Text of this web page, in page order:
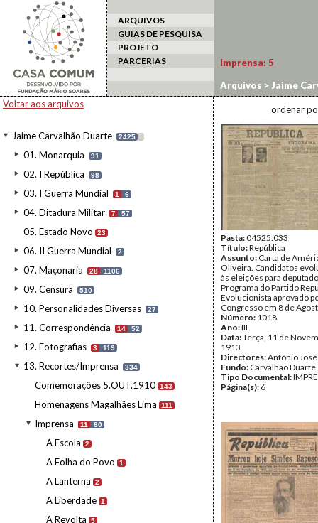
ARQUIVOS
GUIAS DE PESQUISA
PROJETO
PARCERIAS
Voltar aos arquivos
Jaime Carvalhão Duarte 2425 I
01. Monarquia 91
02. I República 98
03. I Guerra Mundial 1 6
04. Ditadura Militar 7 57
05. Estado Novo 23
06. II Guerra Mundial 2
07. Maçonaria 28 1106
09. Censura 510
10. Personalidades Diversas 27
11. Correspondência 14 52
12. Fotografias 3 119
13. Recortes/Imprensa 334
Comemorações 5.OUT.1910 143
Homenagens Magalhães Lima 111
Imprensa 11 80
A Escola 2
A Folha do Povo 1
A Lanterna 2
A Liberdade 1
A Revolta 5
Imprensa: 5
Arquivos > Jaime
ordenar
Pasta:04525.033
Título:República
Assunto: Carta de
Oliveira. Candidatos
às eleições para
Programa do Partido
Evolucionista aprovado
Congresso em 8 de
Número: 1018
Ano:III
Data:Terça, 11 de
1913
Directores:António
Fundo: Carvalhão Duarte
Tipo Documental:
Página(s): 6